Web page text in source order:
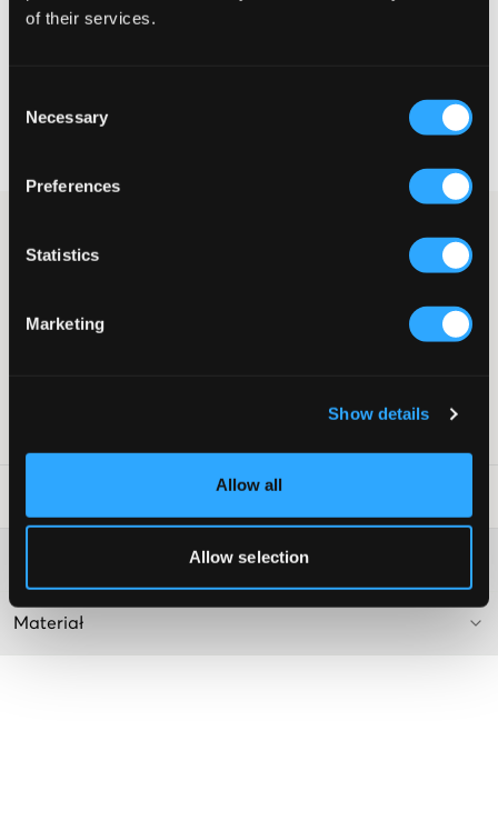
of their services.
Selection
Necessary
Preferences
Statistics
Marketing
Show details
Allow all
Allow selection
Darmowa dostawa od 199 zł
guzika i zamka błyskawicznego. Talia jest regulowana od
Denim
Zapięcie składające się z guzika i zamka błyskawicznego
Wskazówki dotyczące prania:
Więcej informacji na temat instrukcji prania
Materiał